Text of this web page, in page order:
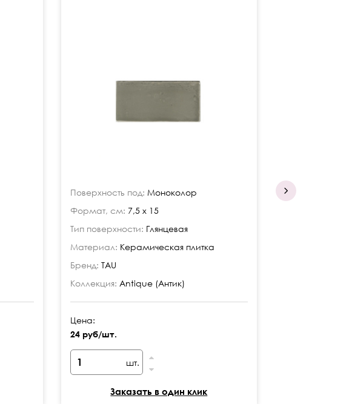
Поверхность под: Моноколор
Формат, см: 7,5 x 15
Тип поверхности: Глянцевая
Материал: Керамическая плитка
Бренд: TAU
Коллекция: Antique (Антик)
Цена:
24 руб/шт.
шт.
Заказать в один клик
Поверхность